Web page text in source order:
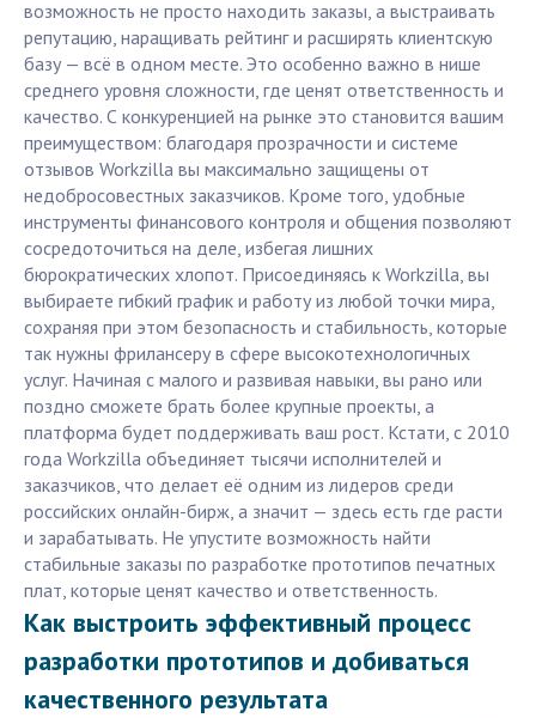
возможность не просто находить заказы, а выстраивать
репутацию, наращивать рейтинг и расширять клиентскую
базу — всё в одном месте. Это особенно важно в нише
среднего уровня сложности, где ценят ответственность и
качество. С конкуренцией на рынке это становится вашим
преимуществом: благодаря прозрачности и системе
отзывов Workzilla вы максимально защищены от
недобросовестных заказчиков. Кроме того, удобные
инструменты финансового контроля и общения позволяют
сосредоточиться на деле, избегая лишних
бюрократических хлопот. Присоединяясь к Workzilla, вы
выбираете гибкий график и работу из любой точки мира,
сохраняя при этом безопасность и стабильность, которые
так нужны фрилансеру в сфере высокотехнологичных
услуг. Начиная с малого и развивая навыки, вы рано или
поздно сможете брать более крупные проекты, а
платформа будет поддерживать ваш рост. Кстати, с 2010
года Workzilla объединяет тысячи исполнителей и
заказчиков, что делает её одним из лидеров среди
российских онлайн-бирж, а значит — здесь есть где расти
и зарабатывать. Не упустите возможность найти
стабильные заказы по разработке прототипов печатных
плат, которые ценят качество и ответственность.
Как выстроить эффективный процесс
разработки прототипов и добиваться
качественного результата